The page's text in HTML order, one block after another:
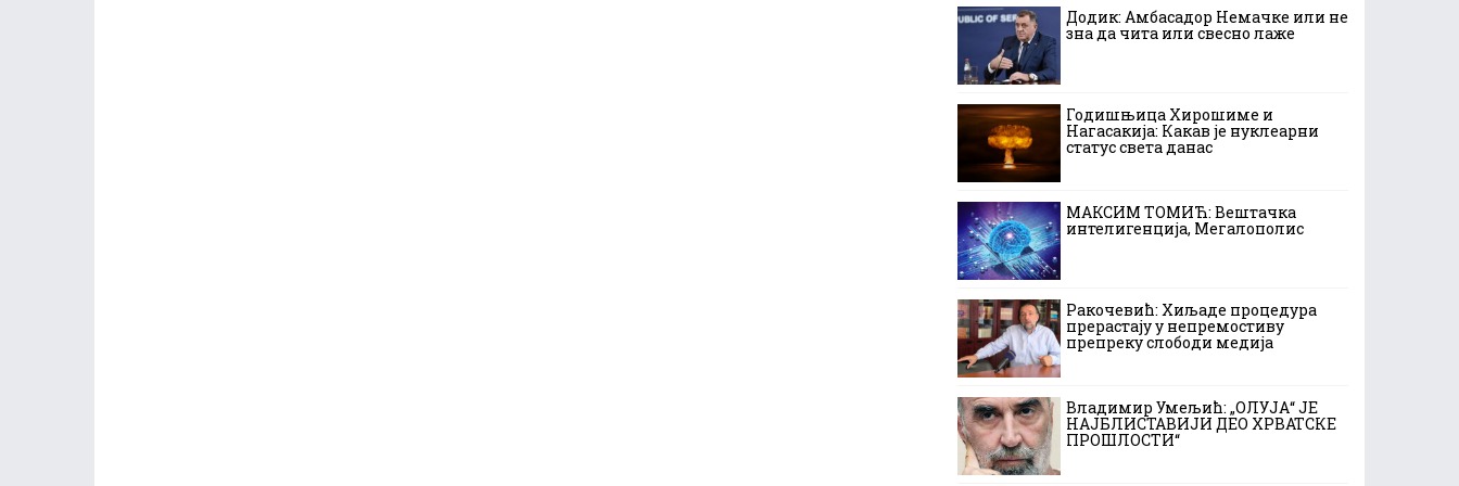
Додик: Амбасадор Немачке или не
зна да чита или свесно лаже
Годишњица Хирошиме и
Нагасакија: Какав је нуклеарни
статус света данас
МАКСИМ ТОМИЋ: Вештачка
интелигенција, Мегалополис
Ракочевић: Хиљаде процедура
прерастају у непремостиву
препреку слободи медија
Владимир Умељић: „ОЛУЈА“ ЈЕ
НАЈБЛИСТАВИЈИ ДЕО ХРВАТСКЕ
ПРОШЛОСТИ“